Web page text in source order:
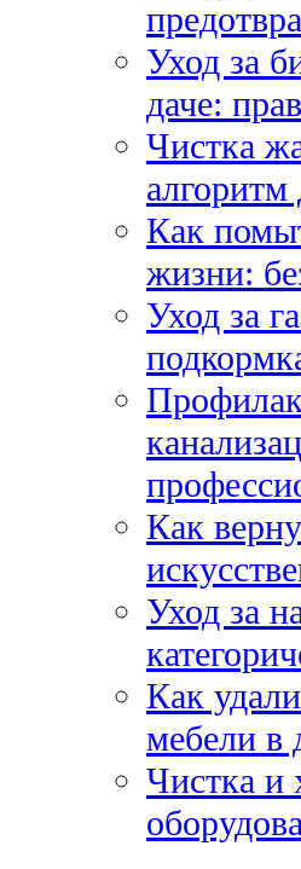
Уход за
даче:
Чистка
алгоритм
Как
жизни:
Уход за
Как
Уход за
Как
мебели в
Чистка и